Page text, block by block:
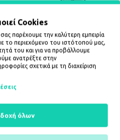
Ottocast Play2Video Plus
Carplay/Android Auto
ασύρματος προσαρμογέας
71,00€
Cookies
παρέχουμε την καλύτερη εμπειρία
το περιεχόμενο του ιστότοπού μας,
του και για να προβάλλουμε
ανατρέξτε στην
σχετικά με τη διαχείριση
όλων